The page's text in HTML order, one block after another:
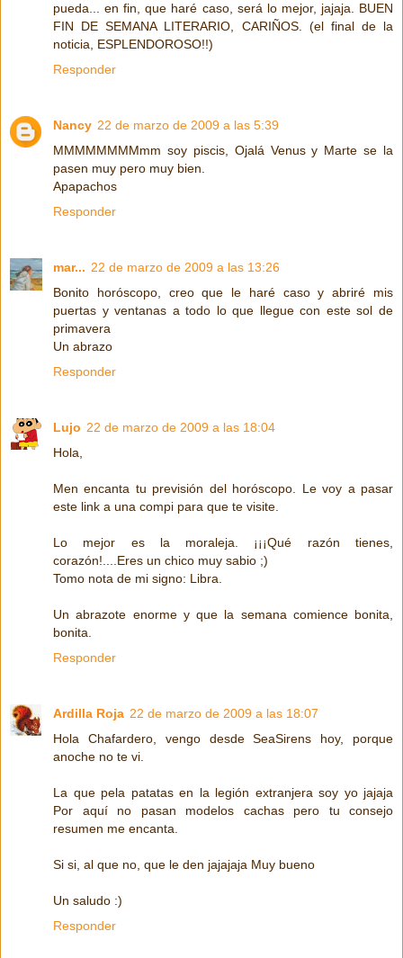
pueda... en fin, que haré caso, será lo mejor, jajaja. BUEN
FIN DE SEMANA LITERARIO, CARIÑOS. (el final de la
noticia, ESPLENDOROSO!!)
Responder
Nancy 22 de marzo de 2009 a las 5:39
MMMMMMMMmm soy piscis, Ojalá Venus y Marte se la
pasen muy pero muy bien.
Apapachos
Responder
mar... 22 de marzo de 2009 a las 13:26
Bonito horóscopo, creo que le haré caso y abriré mis
puertas y ventanas a todo lo que llegue con este sol de
primavera
Un abrazo
Responder
Lujo 22 de marzo de 2009 a las 18:04
Hola,
Men encanta tu previsión del horóscopo. Le voy a pasar
este link a una compi para que te visite.
Lo mejor es la moraleja. ¡¡¡Qué razón tienes,
corazón!....Eres un chico muy sabio ;)
Tomo nota de mi signo: Libra.
Un abrazote enorme y que la semana comience bonita,
bonita.
Responder
Ardilla Roja 22 de marzo de 2009 a las 18:07
Hola Chafardero, vengo desde SeaSirens hoy, porque
anoche no te vi.
La que pela patatas en la legión extranjera soy yo jajaja
Por aquí no pasan modelos cachas pero tu consejo
resumen me encanta.
Si si, al que no, que le den jajajaja Muy bueno
Un saludo :)
Responder